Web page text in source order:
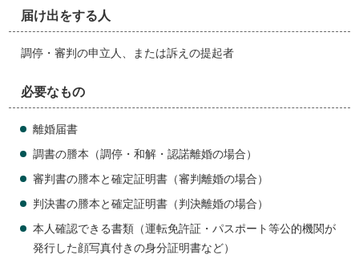
届け出をする人
調停・審判の申立人、または訴えの提起者
必要なもの
離婚届書
調書の謄本（調停・和解・認諾離婚の場合）
審判書の謄本と確定証明書（審判離婚の場合）
判決書の謄本と確定証明書（判決離婚の場合）
本人確認できる書類（運転免許証・パスポート等公的機関が
発行した顔写真付きの身分証明書など）